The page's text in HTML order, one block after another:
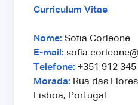
Curriculum Vitae
Nome: Sofia Corleone
E-mail:
Telefone: +351 912
Morada: Rua das
Lisboa, Portugal